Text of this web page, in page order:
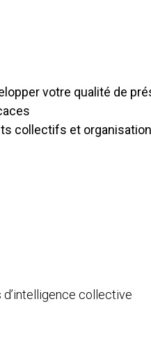
votre qualité de
collectifs et
collective